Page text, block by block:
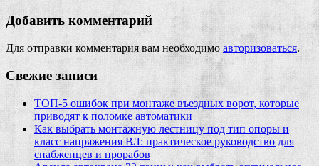
Добавить комментарий
Для отправки комментария вам необходимо авторизоваться.
Свежие записи
ТОП-5 ошибок при монтаже въездных ворот, которые
приводят к поломке автоматики
Как выбрать монтажную лестницу под тип опоры и
класс напряжения ВЛ: практическое руководство для
снабженцев и прорабов